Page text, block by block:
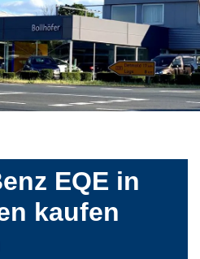
EQE in
kaufen